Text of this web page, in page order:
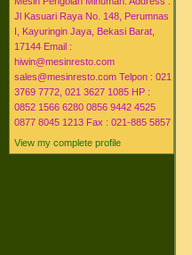
Jl Kasuari Raya No. 148, Perumnas
I, Kayuringin Jaya, Bekasi Barat,
17144 Email :
hiwin@mesinresto.com
sales@mesinresto.com Telpon : 021
3769 7772, 021 3627 1085 HP :
0852 1566 6280 0856 9442 4525
0877 8045 1213 Fax : 021-885 5857
View my complete profile